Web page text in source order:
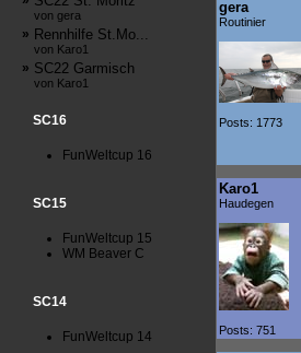
von gera
» Rennhilfe St.Mo...
von Karo1
» SC22 Garmisch
von Karo1
SC16
FunWeltcup 16
SC15
FunWeltcup 15
WM Beaver C
SC14
FunWeltcup 14
gera
Routinier
Posts: 1773
Karo1
Haudegen
Posts: 751